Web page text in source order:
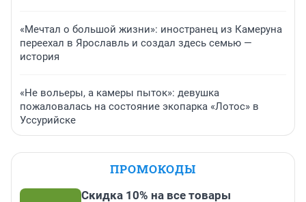
«Мечтал о большой жизни»: иностранец из Камеруна
переехал в Ярославль и создал здесь семью —
история
«Не вольеры, а камеры пыток»: девушка
пожаловалась на состояние экопарка «Лотос» в
Уссурийске
ПРОМОКОДЫ
Скидка 10% на все товары